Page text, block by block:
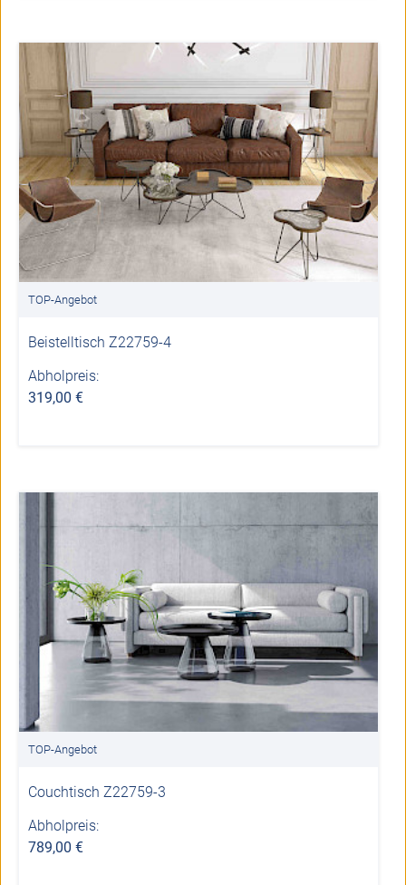
TOP-Angebot
Beistelltisch Z22759-4
Abholpreis:
319,00 €
TOP-Angebot
Couchtisch Z22759-3
Abholpreis:
789,00 €